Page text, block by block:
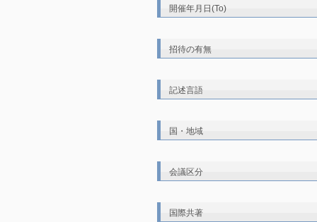
開催年月日(To)
招待の有無
記述言語
国・地域
会議区分
国際共著